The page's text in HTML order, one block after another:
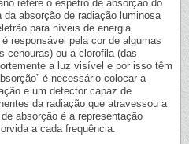
refere o espetro de absorção do
absorção de radiação luminosa
para níveis de energia
responsável pela cor de algumas
cenouras) ou a clorofila (das
a luz visível e por isso têm
é necessário colocar a
e um detector capaz de
da radiação que atravessou a
absorção é a representação
a cada frequência.